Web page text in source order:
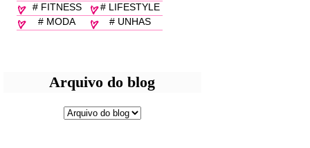
# FITNESS
# LIFESTYLE
# MODA
# UNHAS
Arquivo do blog